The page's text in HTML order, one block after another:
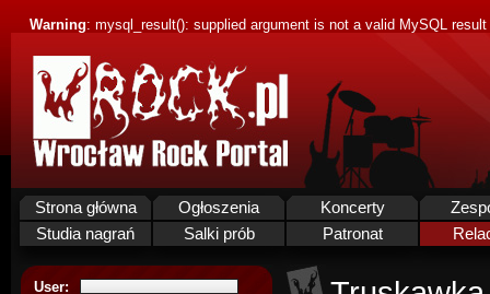
Warning: mysql_result(): supplied argument is not a valid MySQL
Strona główna Ogłoszenia Koncerty
Studia nagrań
Salki prób Patronat
User: